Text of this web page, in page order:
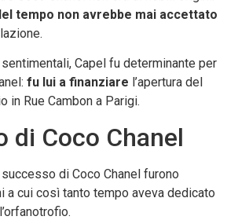
tempo non avrebbe mai accettato
Capel fu determinante per
fu lui a finanziare l’apertura del
in Rue Cambon a Parigi.
di Coco Chanel
di Coco Chanel furono
a cui così tanto tempo aveva dedicato